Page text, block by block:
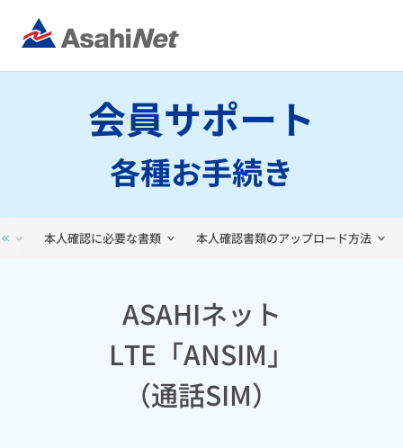
会員サポート
各種お手続き
本人確認に必要な書類 本人確認書類のアップロード方法
ASAHIネット
LTE「ANSIM」
（通話SIM）